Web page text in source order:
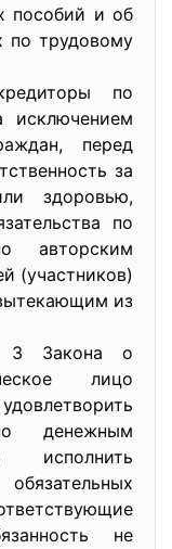
пособий и об
по трудовому
по
исключением
перед
за
здоровью,
по
авторским
(участников)
из
3 Закона о
лицо
денежным
исполнить
не